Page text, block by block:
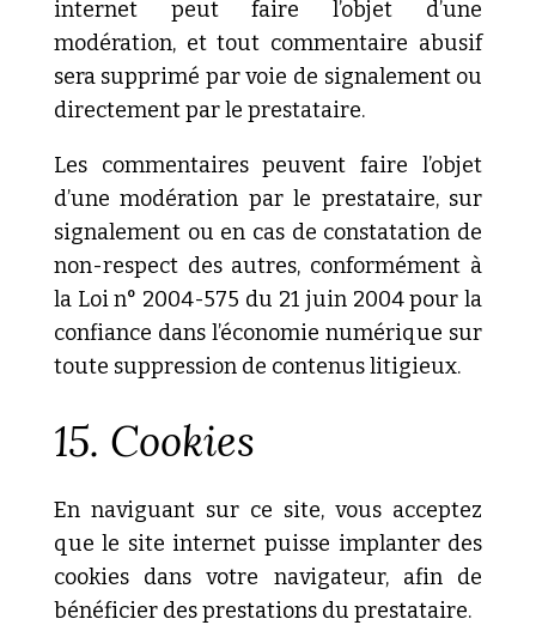
internet peut faire l’objet d’une
modération, et tout commentaire abusif
sera supprimé par voie de signalement ou
directement par le prestataire.
Les commentaires peuvent faire l’objet
d’une modération par le prestataire, sur
signalement ou en cas de constatation de
non-respect des autres, conformément à
la Loi n° 2004-575 du 21 juin 2004 pour la
confiance dans l’économie numérique sur
toute suppression de contenus litigieux.
15. Cookies
En naviguant sur ce site, vous acceptez
que le site internet puisse implanter des
cookies dans votre navigateur, afin de
bénéficier des prestations du prestataire.